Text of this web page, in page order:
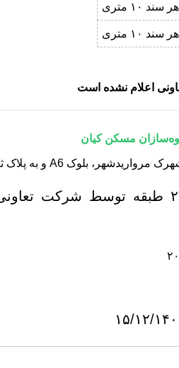
۱۰ متری
۱۰ متری
مسکن کیان
این پروژه در قالب یک برج ۲۷ طبقه